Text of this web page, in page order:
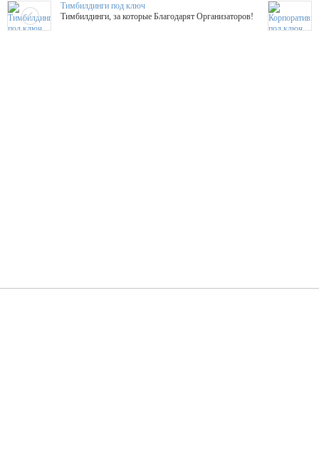
Тимбилдинги под ключ
Тимбилдинги, за которые Благодарят Организаторов!